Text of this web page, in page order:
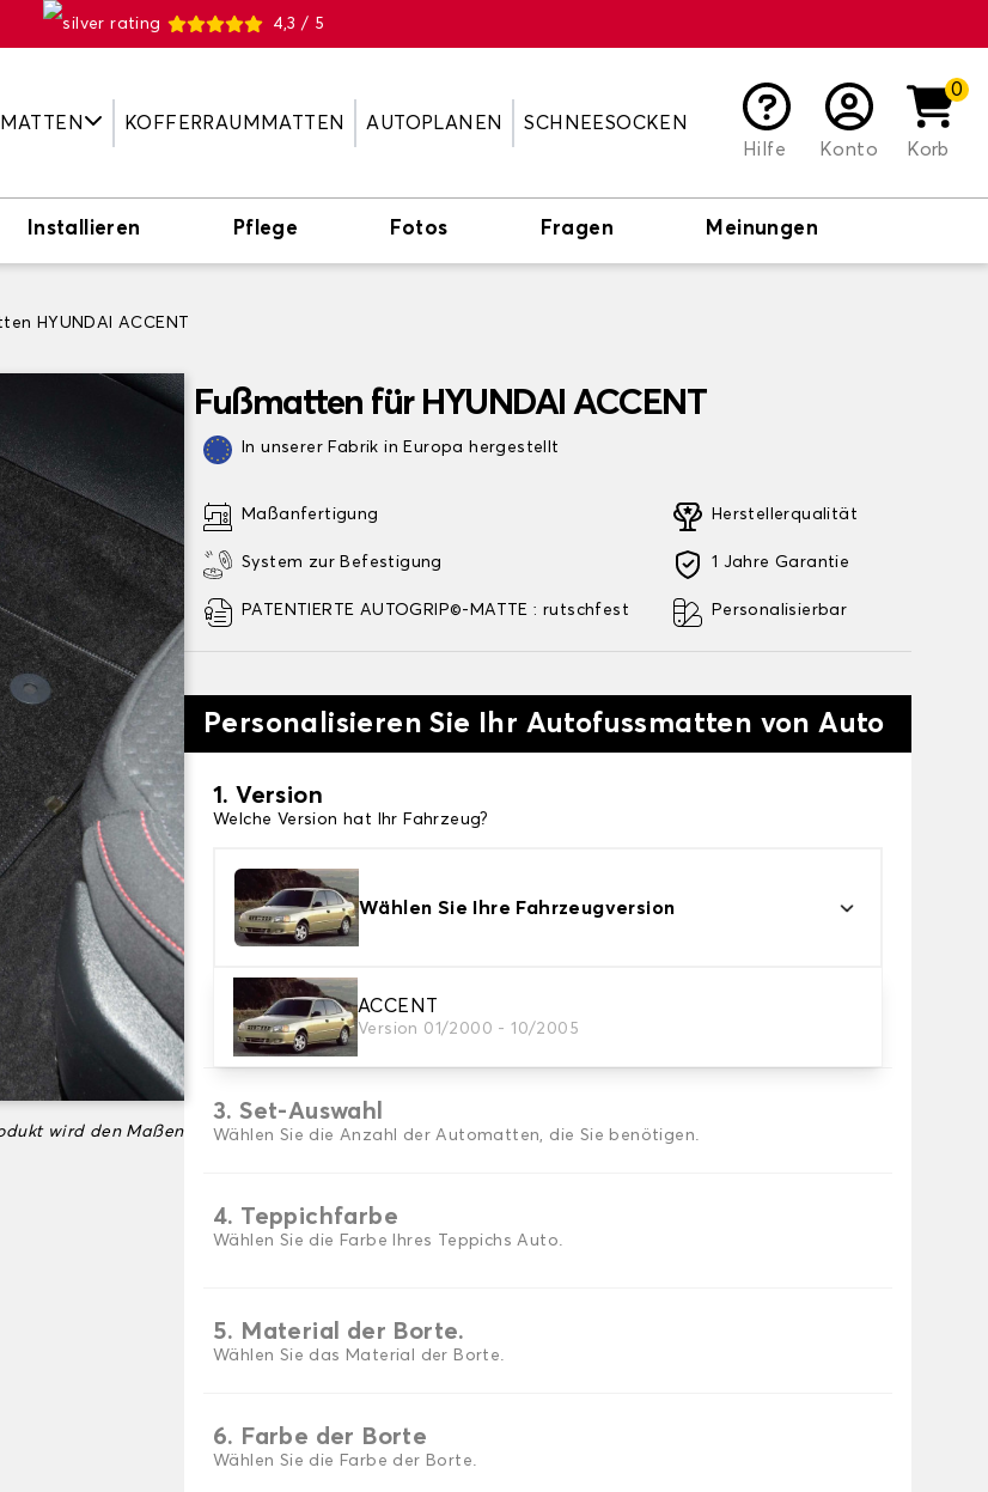
4,3 / 5
KOFFERRAUMMATTEN AUTOPLANEN
SCHNEESOCKEN
Hilfe
Konto
0
Korb
Installieren Pflege Fotos Fragen Meinungen
HYUNDAI ACCENT
wird den Maßen
Fußmatten für HYUNDAI ACCENT
In unserer Fabrik in Europa hergestellt
Maßanfertigung
System zur Befestigung
PATENTIERTE AUTOGRIP©-MATTE : rutschfest
Herstellerqualität
1 Jahre Garantie
Personalisierbar
Personalisieren Sie Ihr Autofussmatten von Auto
1. Version
Welche Version hat Ihr Fahrzeug?
Wählen Sie Ihre Fahrzeugversion
ACCENT
Version 01/2000 - 10/2005
2. Material
Wählen Sie das Material Ihres Autofussmatten
3. Set-Auswahl
Wählen Sie die Anzahl der Automatten, die Sie benötigen.
4. Teppichfarbe
Wählen Sie die Farbe Ihres Teppichs Auto.
5. Material der Borte.
Wählen Sie das Material der Borte.
6. Farbe der Borte
Wählen Sie die Farbe der Borte.